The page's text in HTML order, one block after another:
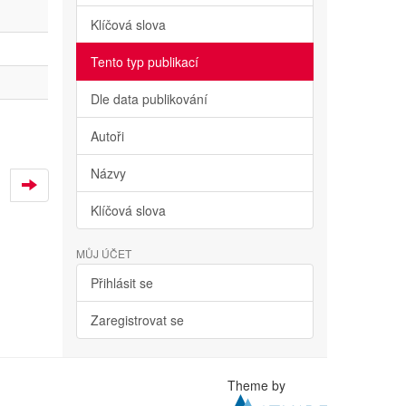
Klíčová slova
Tento typ publikací
Dle data publikování
Autoři
Názvy
Klíčová slova
MŮJ ÚČET
Přihlásit se
Zaregistrovat se
Theme by